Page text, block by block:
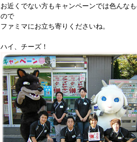
お近くでない方もキャンペーンでは色んな
ので
ファミマにお立ち寄りくださいね。
ハイ、チーズ！